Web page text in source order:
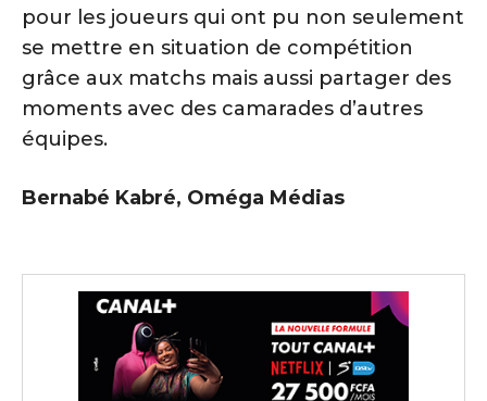
pour les joueurs qui ont pu non seulement
se mettre en situation de compétition
grâce aux matchs mais aussi partager des
moments avec des camarades d’autres
équipes.
Bernabé Kabré, Oméga Médias